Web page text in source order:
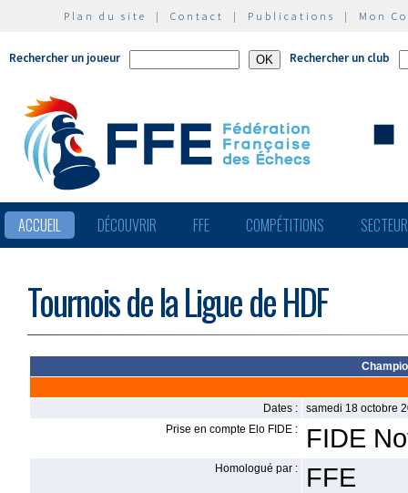
Plan du site | Contact | Publications | Mon
Rechercher un joueur Rechercher un club
ACCUEIL DÉCOUVRIR FFE COMPÉTITIONS
Tournois de la Ligue de HDF
Dates :
samedi 18 octobre
Prise en compte Elo FIDE :
FIDE
Homologué par : FFE